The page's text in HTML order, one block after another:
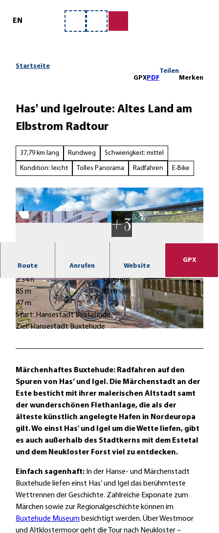
EN
Merkzettel
Suche
Startseite
GPXPDF
Teilen
Merken
Has' und Igelroute: Altes Land am
Elbstrom Radtour
37,79 km lang Rundweg Schwierigkeit: mittel
Kondition: leicht Tolles Panorama Radfahren E-Bike
© Tourismusverband Landkreis Stade e.V. |
CC0
© Tourismusverband Landkreis Stade e.V.
Route Anrufen Website
GPX
2:34 h
37,79 km
85 m
85 m
47 m
Start: Hansestadt Buxtehude
Ziel: Hansestadt Buxtehude
Märchenhaftes Buxtehude: Radfahren auf den
Spuren von Has‘ und Igel. Die Märchenstadt an der
Este besticht mit ihrer malerischen Altstadt samt
der wunderschönen Flethanlage, die als der
älteste künstlich angelegte Hafen in Nordeuropa
gilt. Wo einst Has' und Igel um die Wette liefen, gibt
es auch außerhalb des Stadtkerns mit dem Estetal
und dem Neukloster Forst viel zu entdecken.
Einfach sagenhaft: In der Hanse- und Märchenstadt
Buxtehude liefen einst Has‘ und Igel das berühmteste
Wettrennen der Geschichte. Zahlreiche Exponate zum
Märchen sowie zur Regionalgeschichte können im
Buxtehude Museum besichtigt werden. Über Westmoor
und Altklostermoor geht die Tour nach Neukloster –